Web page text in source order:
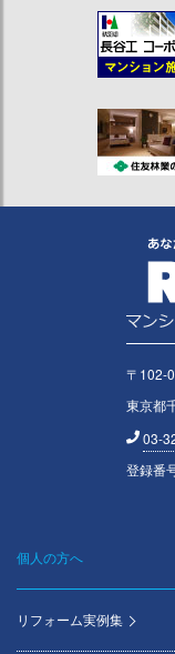
〒102-
東京都
03-
登録番
Footer
menu
個人の方へ
リフォーム実例集